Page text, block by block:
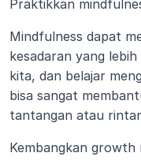
Praktikkan
Mindfulness dapat
kesadaran yang
kita, dan belajar
bisa sangat
tantangan atau
Kembangkan growth